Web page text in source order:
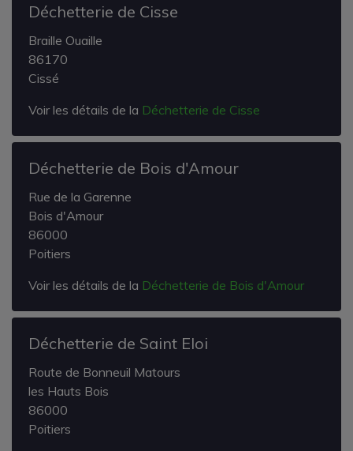
Déchetterie de Cisse
Braille Ouaille
86170
Cissé
Voir les détails de la Déchetterie de Cisse
Déchetterie de Bois d'Amour
Rue de la Garenne
Bois d'Amour
86000
Poitiers
Voir les détails de la Déchetterie de Bois d'Amour
Déchetterie de Saint Eloi
Route de Bonneuil Matours
les Hauts Bois
86000
Poitiers